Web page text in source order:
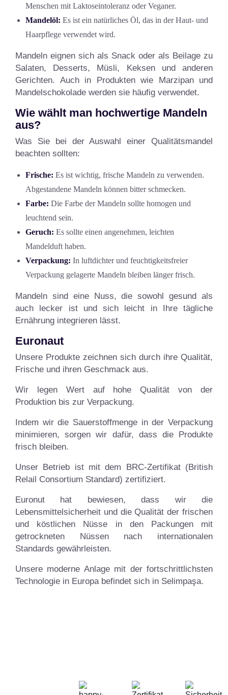
Menschen mit Laktoseintoleranz oder Veganer.
Mandelöl: Es ist ein natürliches Öl, das in der Haut- und
Haarpflege verwendet wird.
Mandeln eignen sich als Snack oder als Beilage zu
Salaten, Desserts, Müsli, Keksen und anderen
Gerichten. Auch in Produkten wie Marzipan und
Mandelschokolade werden sie häufig verwendet.
Wie wählt man hochwertige Mandeln
aus?
Was Sie bei der Auswahl einer Qualitätsmandel
beachten sollten:
Frische: Es ist wichtig, frische Mandeln zu verwenden.
Abgestandene Mandeln können bitter schmecken.
Farbe: Die Farbe der Mandeln sollte homogen und
leuchtend sein.
Geruch: Es sollte einen angenehmen, leichten
Mandelduft haben.
Verpackung: In luftdichter und feuchtigkeitsfreier
Verpackung gelagerte Mandeln bleiben länger frisch.
Mandeln sind eine Nuss, die sowohl gesund als
auch lecker ist und sich leicht in Ihre tägliche
Ernährung integrieren lässt.
Euronaut
Unsere Produkte zeichnen sich durch ihre Qualität,
Frische und ihren Geschmack aus.
Wir legen Wert auf hohe Qualität von der
Produktion bis zur Verpackung.
Indem wir die Sauerstoffmenge in der Verpackung
minimieren, sorgen wir dafür, dass die Produkte
frisch bleiben.
Unser Betrieb ist mit dem BRC-Zertifikat (British
Relail Consortium Standard) zertifiziert.
Euronut hat bewiesen, dass wir die
Lebensmittelsicherheit und die Qualität der frischen
und köstlichen Nüsse in den Packungen mit
getrockneten Nüssen nach internationalen
Standards gewährleisten.
Unsere moderne Anlage mit der fortschrittlichsten
Technologie in Europa befindet sich in Selimpaşa.